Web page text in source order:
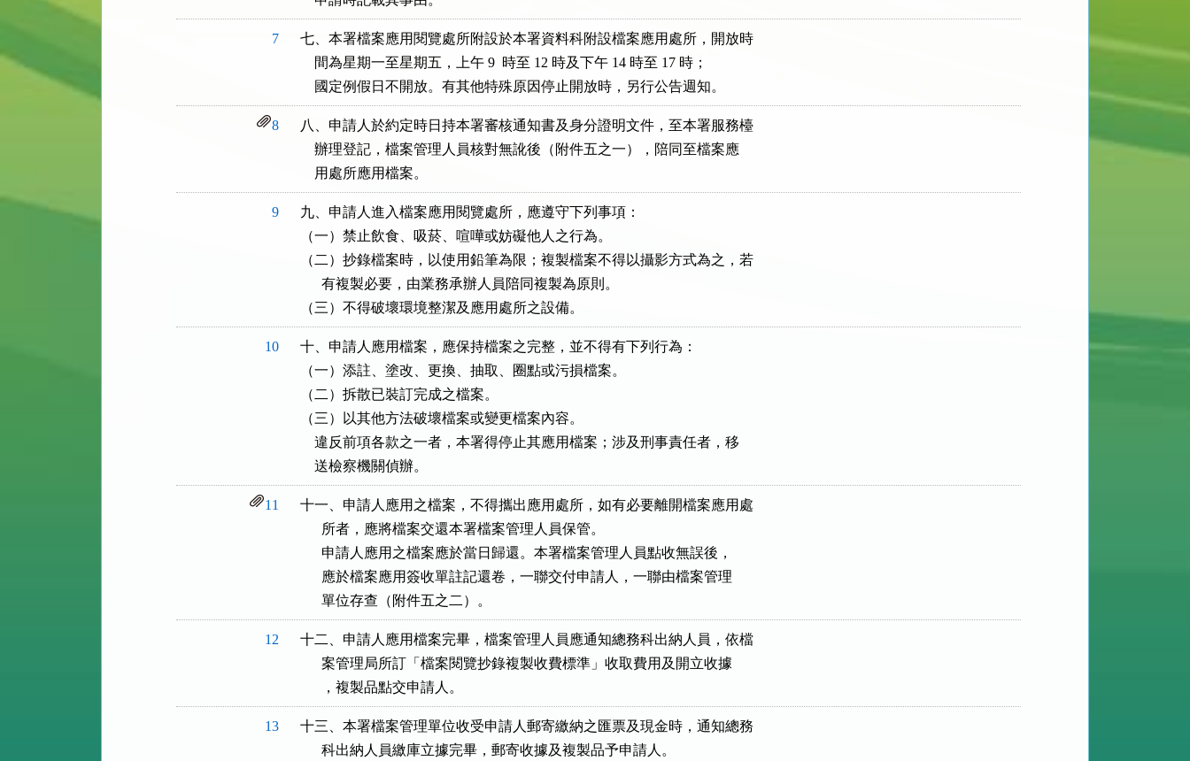
7
七、本署檔案應用閱覽處所附設於本署資料科附設檔案應用處所，開放時
    間為星期一至星期五，上午 9  時至 12 時及下午 14 時至 17 時；
    國定例假日不開放。有其他特殊原因停止開放時，另行公告週知。
8
八、申請人於約定時日持本署審核通知書及身分證明文件，至本署服務檯
    辦理登記，檔案管理人員核對無訛後（附件五之一），陪同至檔案應
    用處所應用檔案。
9
九、申請人進入檔案應用閱覽處所，應遵守下列事項：
（一）禁止飲食、吸菸、喧嘩或妨礙他人之行為。
（二）抄錄檔案時，以使用鉛筆為限；複製檔案不得以攝影方式為之，若
      有複製必要，由業務承辦人員陪同複製為原則。
（三）不得破壞環境整潔及應用處所之設備。
10
十、申請人應用檔案，應保持檔案之完整，並不得有下列行為：
（一）添註、塗改、更換、抽取、圈點或污損檔案。
（二）拆散已裝訂完成之檔案。
（三）以其他方法破壞檔案或變更檔案內容。
    違反前項各款之一者，本署得停止其應用檔案；涉及刑事責任者，移
    送檢察機關偵辦。
11
十一、申請人應用之檔案，不得攜出應用處所，如有必要離開檔案應用處
      所者，應將檔案交還本署檔案管理人員保管。
      申請人應用之檔案應於當日歸還。本署檔案管理人員點收無誤後，
      應於檔案應用簽收單註記還卷，一聯交付申請人，一聯由檔案管理
      單位存查（附件五之二）。
12
十二、申請人應用檔案完畢，檔案管理人員應通知總務科出納人員，依檔
      案管理局所訂「檔案閱覽抄錄複製收費標準」收取費用及開立收據
      ，複製品點交申請人。
13
十三、本署檔案管理單位收受申請人郵寄繳納之匯票及現金時，通知總務
      科出納人員繳庫立據完畢，郵寄收據及複製品予申請人。